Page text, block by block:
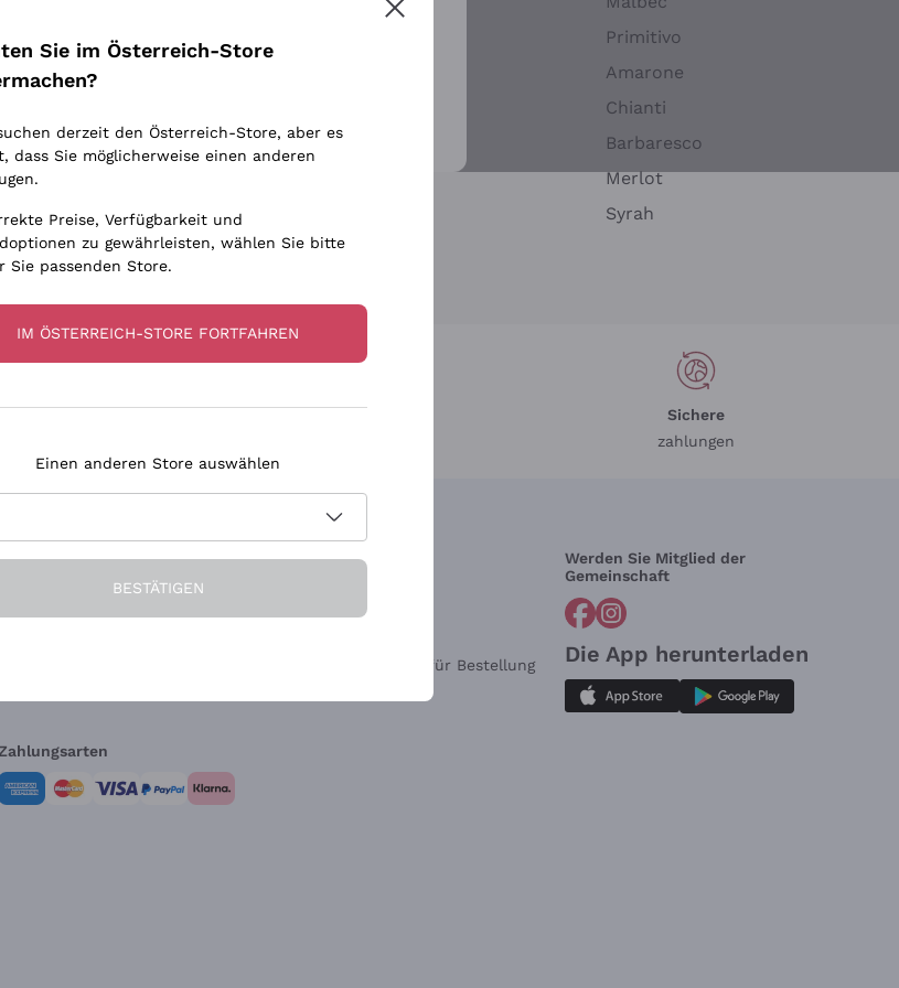
Occhipinti Arianna
Biondi Santi
Argiolas
Zenato
Ca' dei Frati
Chardonnay
Primitivo
Amarone
Chianti
Barbaresco
Merlot
Syrah
Sichere
zahlungen
Firma Brauchen Sie Hilfe?
Widerrufsformular für Bestellung
Werden Sie Mitglied der
Gemeinschaft
Die App herunterladen
finden Sie in unserem Datenschutz-Bestimmungen
Sie im Österreich-Store
derzeit den Österreich-Store, aber es
dass Sie möglicherweise einen anderen
Preise, Verfügbarkeit und
zu gewährleisten, wählen Sie bitte
Sie passenden Store.
IM ÖSTERREICH-STORE FORTFAHREN
Einen anderen Store auswählen
BESTÄTIGEN